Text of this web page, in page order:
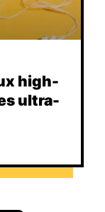
high-
ultra-